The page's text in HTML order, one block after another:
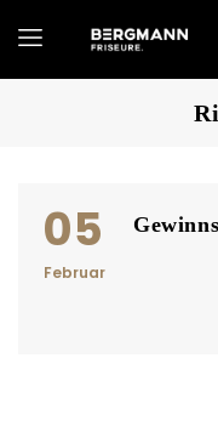
05
Februar